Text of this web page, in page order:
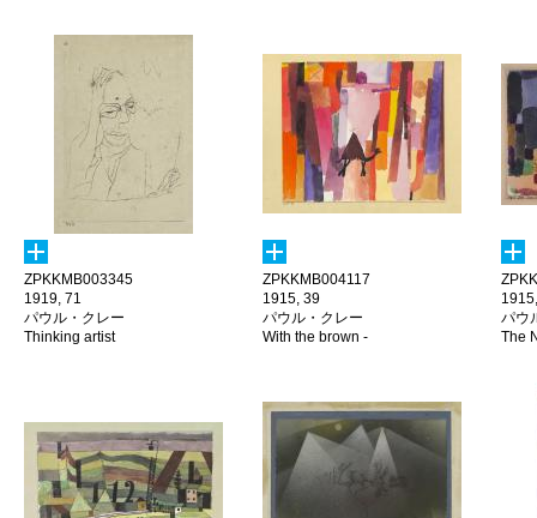
ZPKKMB003345
1919, 71
パウル・クレー
Thinking artist
ZPKKMB004117
1915, 39
パウル・クレー
With the brown -
パウ
The